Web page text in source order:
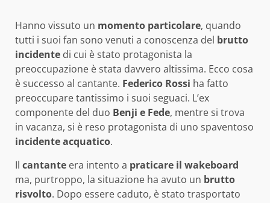
Hanno vissuto un momento particolare, quando
tutti i suoi fan sono venuti a conoscenza del brutto
incidente di cui è stato protagonista la
preoccupazione è stata davvero altissima. Ecco cosa
è successo al cantante. Federico Rossi ha fatto
preoccupare tantissimo i suoi seguaci. L’ex
componente del duo Benji e Fede, mentre si trova
in vacanza, si è reso protagonista di uno spaventoso
incidente acquatico.
Il cantante era intento a praticare il wakeboard
ma, purtroppo, la situazione ha avuto un brutto
risvolto. Dopo essere caduto, è stato trasportato